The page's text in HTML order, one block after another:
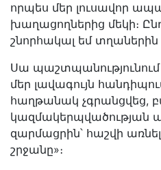
որպես մեր լուսավոր
խաղացողներից մեկի։
շնորհակալ եմ տղաներին
Սա
մեր լավագույն
հաղթանակ չգրանցվեց,
կազմակերպվածության
զարմացրին՝ հաշվի
շրջանը»։